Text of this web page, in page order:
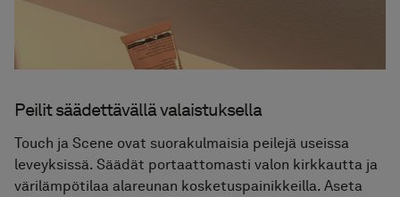
Peilit säädettävällä valaistuksella
Touch ja Scene ovat suorakulmaisia peilejä useissa
leveyksissä. Säädät portaattomasti valon kirkkautta ja
värilämpötilaa alareunan kosketuspainikkeilla. Aseta